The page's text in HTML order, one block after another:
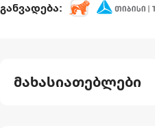
განვადება:
მახასიათებლები